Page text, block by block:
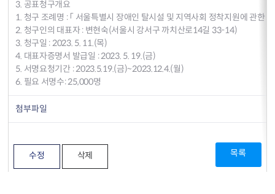
3. 공표청구개요
1. 청구 조례명 : 「 서울특별시 장애인 탈시설 및 지역사회 정착지원에 관한 조
2. 청구인의 대표자 : 변현숙(서울시 강서구 까치산로14길 33-14)
3. 청구일 : 2023. 5. 11.(목)
4. 대표자증명서 발급일 : 2023. 5. 19.(금)
5. 서명요청기간 : 2023.5.19.(금)~2023.12.4.(월)
6. 필요 서명수: 25,000명
첨부파일
수정 삭제 목록